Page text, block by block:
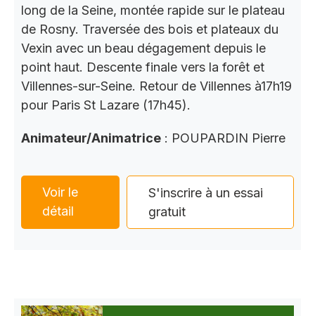
long de la Seine, montée rapide sur le plateau
de Rosny. Traversée des bois et plateaux du
Vexin avec un beau dégagement depuis le
point haut. Descente finale vers la forêt et
Villennes-sur-Seine. Retour de Villennes à17h19
pour Paris St Lazare (17h45).
Animateur/Animatrice : POUPARDIN Pierre
Voir le
détail
S'inscrire à un essai
gratuit